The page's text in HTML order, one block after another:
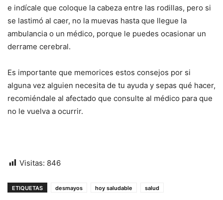
e indícale que coloque la cabeza entre las rodillas, pero si
se lastimó al caer, no la muevas hasta que llegue la
ambulancia o un médico, porque le puedes ocasionar un
derrame cerebral.
Es importante que memorices estos consejos por si
alguna vez alguien necesita de tu ayuda y sepas qué hacer,
recomiéndale al afectado que consulte al médico para que
no le vuelva a ocurrir.
Visitas: 846
ETIQUETAS desmayos hoy saludable salud